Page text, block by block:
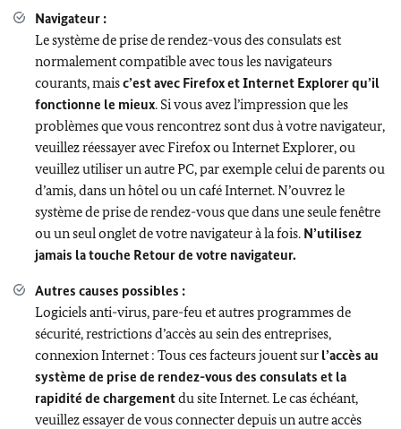
Navigateur :
Le système de prise de rendez-vous des consulats est
normalement compatible avec tous les navigateurs
courants, maisc’est avec Firefox et Internet Explorer qu’il
fonctionne le mieux. Si vous avez l’impression que les
problèmes que vous rencontrez sont dus à votre navigateur,
veuillez réessayer avec Firefox ou Internet Explorer, ou
veuillez utiliser un autre PC, par exemple celui de parents ou
d’amis, dans un hôtel ou un café Internet. N’ouvrez le
système de prise de rendez-vous que dans une seule fenêtre
ou un seul onglet de votre navigateur à la fois. N’utilisez
jamais la touche Retour de votre navigateur.
Autres causes possibles :
Logiciels anti-virus, pare-feu et autres programmes de
sécurité, restrictions d’accès au sein des entreprises,
connexion Internet : Tous ces facteurs jouent sur l’accès au
système de prise de rendez-vous des consulats et la
rapidité de chargementdu site Internet. Le cas échéant,
veuillez essayer de vous connecter depuis un autre accès